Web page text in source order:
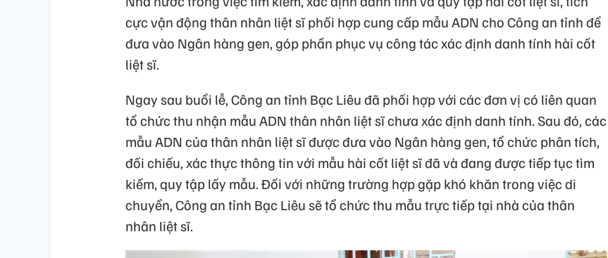
cực vận động thân nhân liệt sĩ phối hợp cung cấp mẫu ADN cho Công an tỉnh để
đưa vào Ngân hàng gen, góp phần phục vụ công tác xác định danh tính hài cốt
liệt sĩ.
Ngay sau buổi lễ, Công an tỉnh Bạc Liêu đã phối hợp với các đơn vị có liên quan
tổ chức thu nhận mẫu ADN thân nhân liệt sĩ chưa xác định danh tính. Sau đó, các
mẫu ADN của thân nhân liệt sĩ được đưa vào Ngân hàng gen, tổ chức phân tích,
đối chiếu, xác thực thông tin với mẫu hài cốt liệt sĩ đã và đang được tiếp tục tìm
kiếm, quy tập lấy mẫu. Đối với những trường hợp gặp khó khăn trong việc di
chuyển, Công an tỉnh Bạc Liêu sẽ tổ chức thu mẫu trực tiếp tại nhà của thân
nhân liệt sĩ.